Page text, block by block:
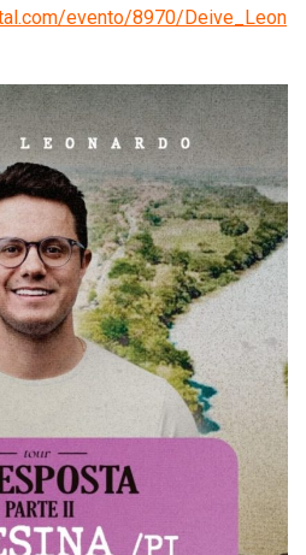
evento/8970/Deive_Leon